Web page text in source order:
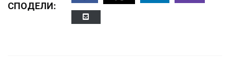
СПОДЕЛИ: